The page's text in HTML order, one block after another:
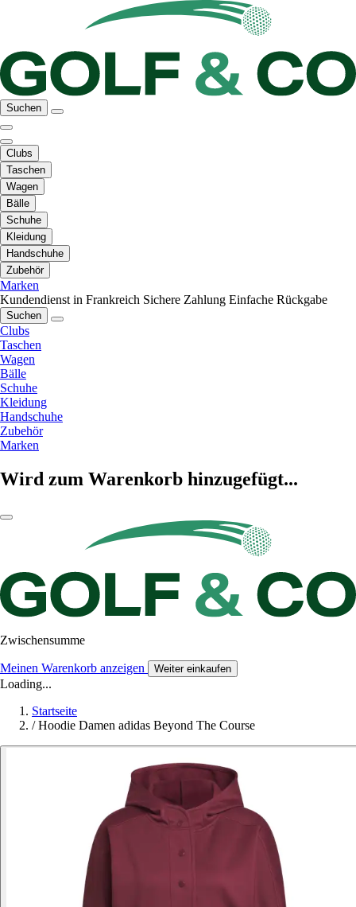
Suchen
Clubs
Taschen
Wagen
Bälle
Schuhe
Kleidung
Handschuhe
Zubehör
Marken
Kundendienst in Frankreich Sichere Zahlung Einfache Rückgabe
Suchen
Clubs
Taschen
Wagen
Bälle
Schuhe
Kleidung
Handschuhe
Zubehör
Marken
Wird zum Warenkorb hinzugefügt...
Zwischensumme
Meinen Warenkorb anzeigen Weiter einkaufen
Loading...
Startseite
/ Hoodie Damen adidas Beyond The Course